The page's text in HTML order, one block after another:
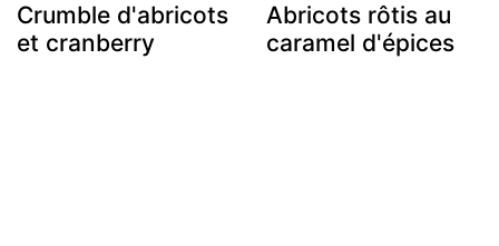
Crumble d'abricots
et cranberry
Abricots rôtis au
caramel d'épices